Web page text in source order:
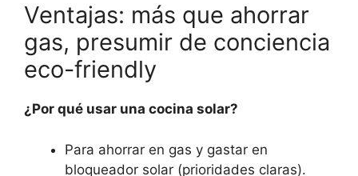
Ventajas: más que ahorrar
gas, presumir de conciencia
eco-friendly
¿Por qué usar una cocina solar?
Para ahorrar en gas y gastar en
bloqueador solar (prioridades claras).